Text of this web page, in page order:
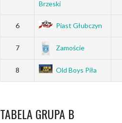
Brzeski
6 Piast Głubczyn
7 Zamoście
8 Old Boys Piła
TABELA GRUPA B